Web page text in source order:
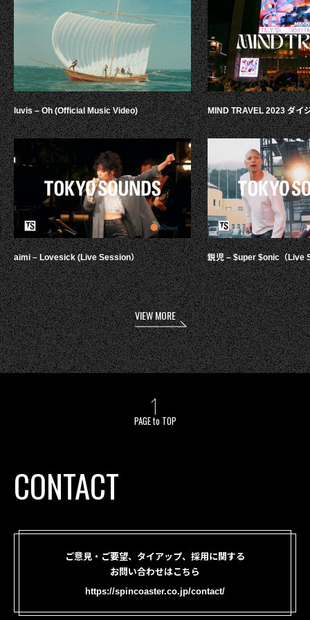
luvis – Oh (Official Music Video)
aimi – Lovesick (Live Session）
MIND TRAVEL 2023 ダイ
鋭児 – $uper $onic（Live
VIEW MORE
PAGE to TOP
CONTACT
ご意見・ご要望、タイアップ、採用に関する
お問い合わせはこちら
https://spincoaster.co.jp/contact/